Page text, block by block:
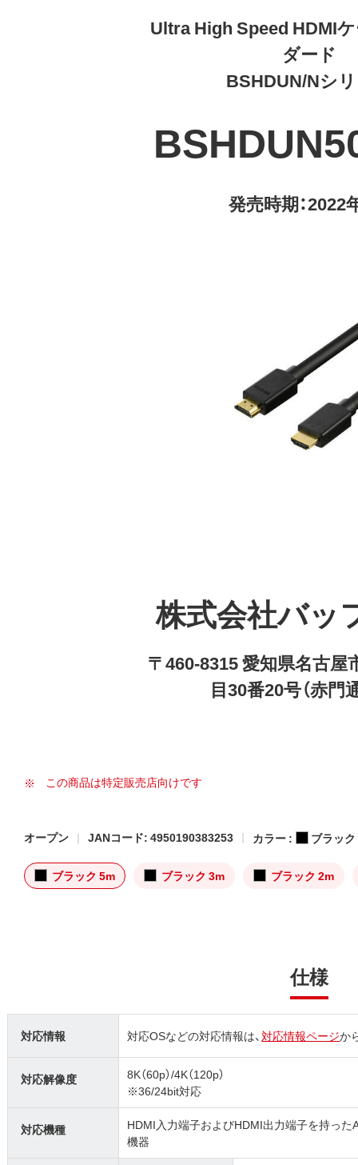
Ultra High Speed HDMI
ダード
BSHDUN/Nシ
発売時期：2022
株式会社バッ
〒460-8315 愛知県名古屋
目30番20号（赤門
この商品は特定販売店向けです
オープン JANコード: 4950190383253 カラー : ブラック
ブラック 5m ブラック 3m ブラック 2m
仕様
対応情報 対応OSなどの対応情報は、対応情報ページか
対応解像度
8K（60p）/4K（120p）
※36/24bit対応
対応機種
HDMI入力端子およびHDMI出力端子を持った
機器